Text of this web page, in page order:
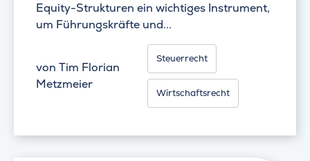
Equity-Strukturen ein wichtiges Instrument,
um Führungskräfte und...
von Tim Florian
Metzmeier
Steuerrecht
Wirtschaftsrecht